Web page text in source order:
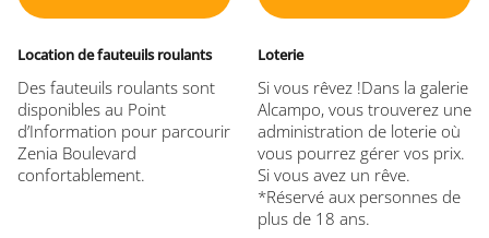
Location de fauteuils roulants
Des fauteuils roulants sont
disponibles au Point
d’Information pour parcourir
Zenia Boulevard
confortablement.
Loterie
Si vous rêvez !Dans la galerie
Alcampo, vous trouverez une
administration de loterie où
vous pourrez gérer vos prix.
Si vous avez un rêve.
*Réservé aux personnes de
plus de 18 ans.